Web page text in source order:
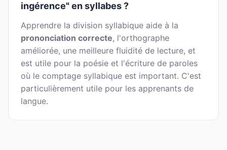
ingérence" en syllabes ?
Apprendre la division syllabique aide à la
prononciation correcte, l'orthographe
améliorée, une meilleure fluidité de lecture, et
est utile pour la poésie et l'écriture de paroles
où le comptage syllabique est important. C'est
particulièrement utile pour les apprenants de
langue.